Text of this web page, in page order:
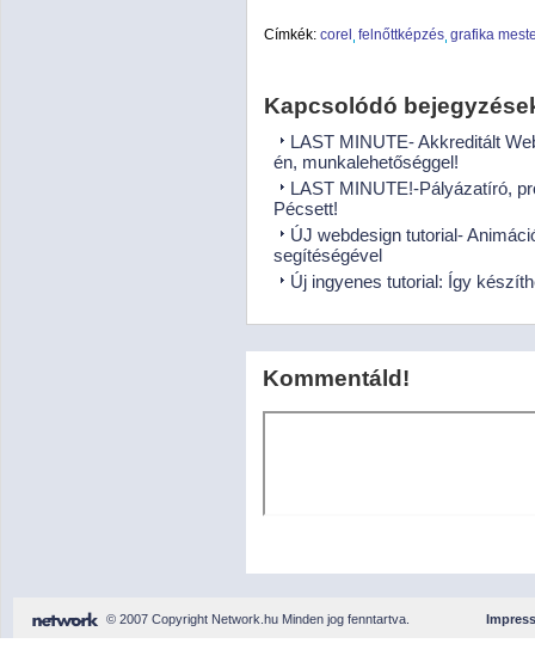
Címkék: corel felnőttképzés grafika
Kapcsolódó
LAST MINUTE- Akkreditált
én, munkalehetőséggel!
LAST MINUTE!-Pályázatíró,
Pécsett!
ÚJ webdesign tutorial-
segítéségével
Új ingyenes tutorial: Így
Kommentáld!
© 2007 Copyright Network.hu Minden jog fenntartva.